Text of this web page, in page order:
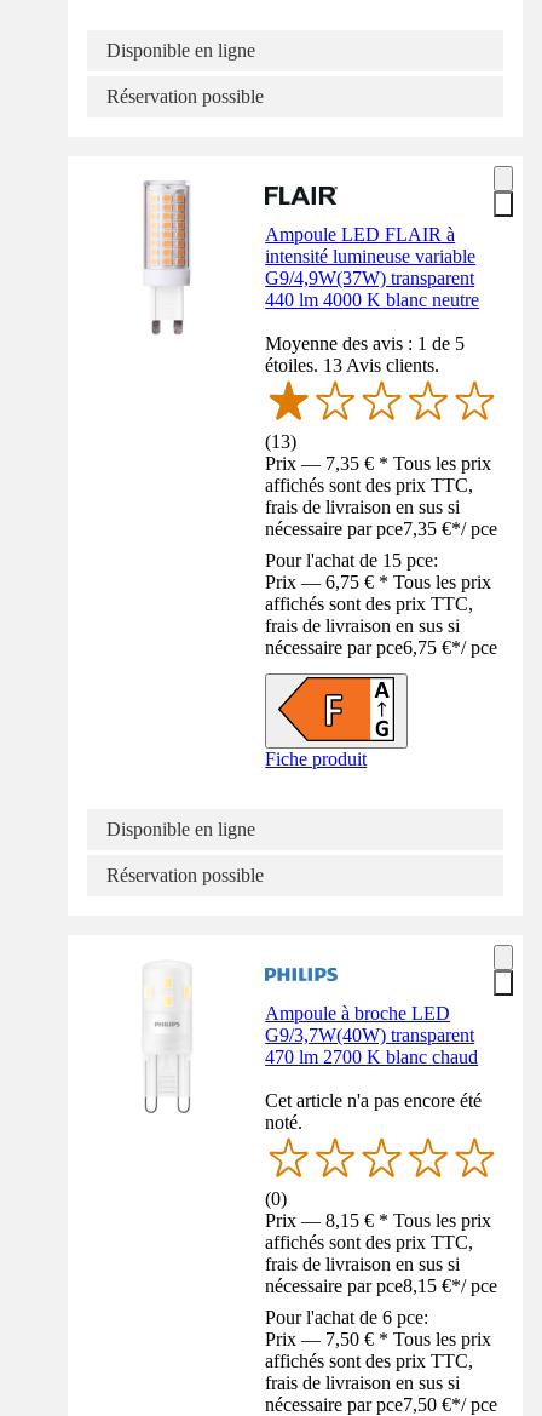
Disponible en ligne
Réservation possible
Ampoule LED FLAIR à
intensité lumineuse variable
G9/4,9W(37W) transparent
440 lm 4000 K blanc neutre
Moyenne des avis : 1 de 5
étoiles. 13 Avis clients.
(13)
Prix — 7,35 € * Tous les prix
affichés sont des prix TTC,
frais de livraison en sus si
nécessaire par pce7,35 €*/ pce
Pour l'achat de 15 pce:
Prix — 6,75 € * Tous les prix
affichés sont des prix TTC,
frais de livraison en sus si
nécessaire par pce6,75 €*/ pce
Fiche produit
Disponible en ligne
Réservation possible
Ampoule à broche LED
G9/3,7W(40W) transparent
470 lm 2700 K blanc chaud
Cet article n'a pas encore été
noté.
(0)
Prix — 8,15 € * Tous les prix
affichés sont des prix TTC,
frais de livraison en sus si
nécessaire par pce8,15 €*/ pce
Pour l'achat de 6 pce:
Prix — 7,50 € * Tous les prix
affichés sont des prix TTC,
frais de livraison en sus si
nécessaire par pce7,50 €*/ pce